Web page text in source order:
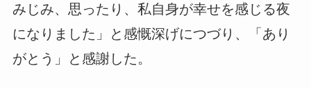
みじみ、思ったり、私自身が幸せを感じる夜
になりました」と感慨深げにつづり、「あり
がとう」と感謝した。